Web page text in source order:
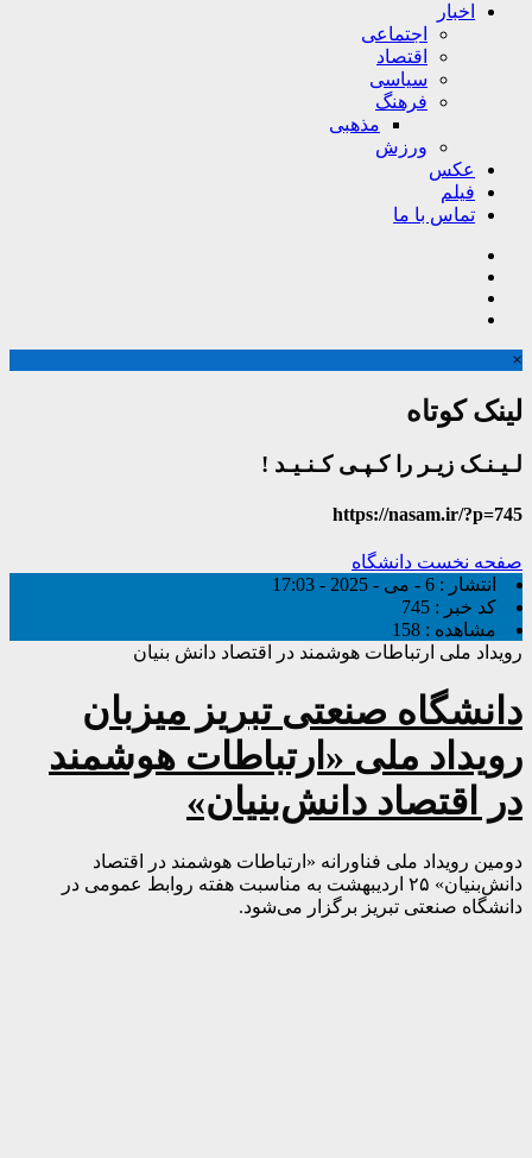
اخبار
اجتماعی
اقتصاد
سیاسی
فرهنگ
مذهبی
ورزش
عکس
فیلم
تماس با ما
×
لینک کوتاه
لـیـنـک زیـر را کـپـی کـنـیـد !
https://nasam.ir/?p=745
صفحه نخست دانشگاه
انتشار : 6 - می - 2025 - 17:03
کد خبر : 745
مشاهده : 158
رویداد ملی ارتباطات هوشمند در اقتصاد دانش بنیان
دانشگاه صنعتی تبریز میزبان
رویداد ملی «ارتباطات هوشمند
در اقتصاد دانش‌بنیان»
دومین رویداد ملی فناورانه «ارتباطات هوشمند در اقتصاد
دانش‌بنیان» ۲۵ اردیبهشت به مناسبت هفته روابط عمومی در
دانشگاه صنعتی تبریز برگزار می‌شود.